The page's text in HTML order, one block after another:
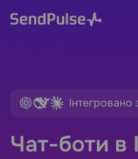
Інтегровано
Чат-боти в